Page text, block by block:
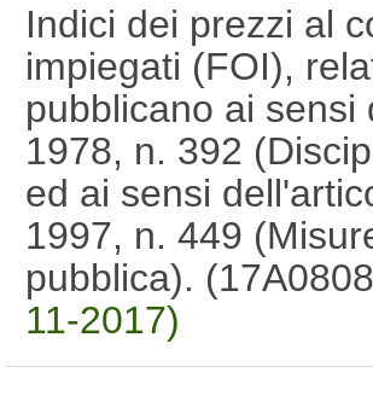
Indici dei prezzi al
impiegati (FOI),
pubblicano ai
1978, n. 392
ed ai sensi
1997, n. 449
pubblica).
11-2017)